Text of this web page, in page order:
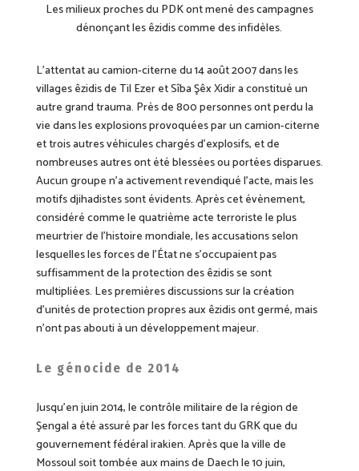
Les milieux proches du PDK ont mené des campagnes
dénonçant les êzidiscomme des infidèles.
L’attentat au camion-citerne du 14 août 2007 dans les
villages êzidis de Til Ezer et Sîba Şêx Xidir a constitué un
autre grand trauma. Près de 800 personnes ont perdu la
vie dans les explosions provoquées par un camion-citerne
et trois autres véhicules chargés d’explosifs, et de
nombreuses autres ont été blessées ou portées disparues.
Aucun groupe n’a activement revendiqué l’acte, mais les
motifs djihadistes sont évidents. Après cet évènement,
considéré comme le quatrième acte terroriste le plus
meurtrier de l’histoire mondiale, les accusations selon
lesquelles les forces de l’État ne s’occupaient pas
suffisamment de la protection des êzidis se sont
multipliées. Les premières discussions sur la création
d’unités de protection propres aux êzidis ont germé, mais
n’ont pas abouti à un développement majeur.
Le génocide de 2014
Jusqu’en juin 2014, le contrôle militaire de la région de
Şengal a été assuré par les forces tant du GRK que du
gouvernement fédéral irakien. Après que la ville de
Mossoul soit tombée aux mains de Daech le 10 juin,